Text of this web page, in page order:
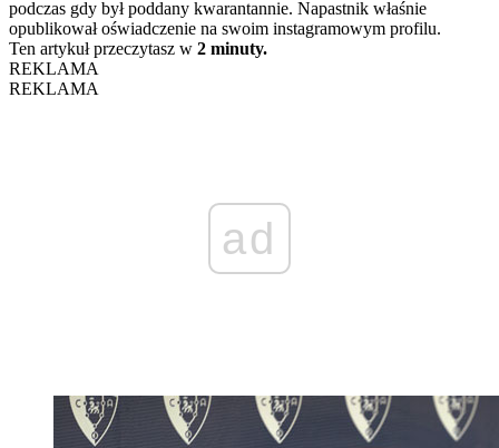
podczas gdy był poddany kwarantannie. Napastnik właśnie
opublikował oświadczenie na swoim instagramowym profilu.
Ten artykuł przeczytasz w 2 minuty.
REKLAMA
REKLAMA
ad